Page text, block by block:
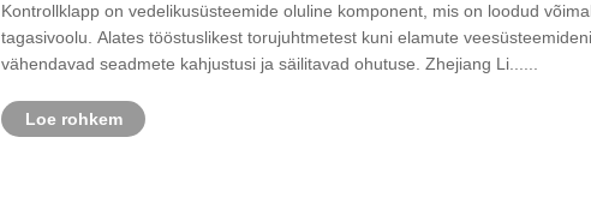
Kontrollklapp on vedelikusüsteemide oluline komponent, mis on loodud
tagasivoolu. Alates tööstuslikest torujuhtmetest kuni elamute
vähendavad seadmete kahjustusi ja säilitavad ohutuse. Zhejiang Li......
Loe rohkem